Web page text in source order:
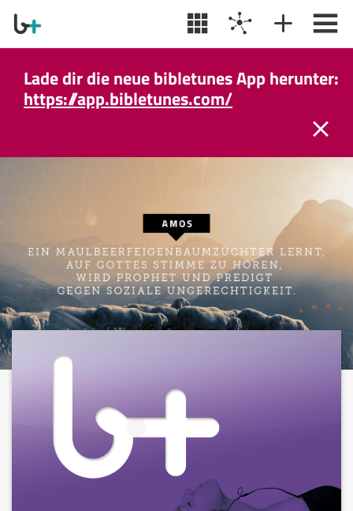
Lade dir die neue bibletunes App herunter:
https://app.bibletunes.com/